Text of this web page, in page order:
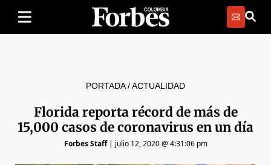
PORTADA/ACTUALIDAD
Florida reporta récord de más de
15,000 casos de coronavirus en un día
Forbes Staff| julio 12, 2020 @ 4:31:06 pm